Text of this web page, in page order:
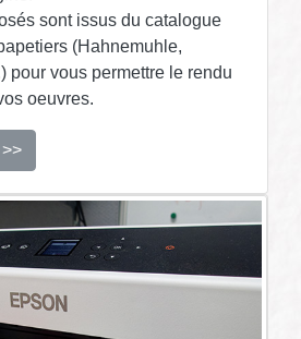
sont issus du catalogue
(Hahnemuhle,
pour vous permettre le rendu
oeuvres.